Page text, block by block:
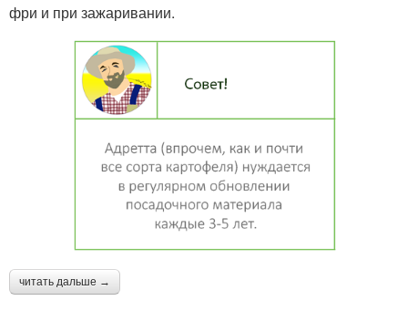
фри и при зажаривании.
читать дальше →